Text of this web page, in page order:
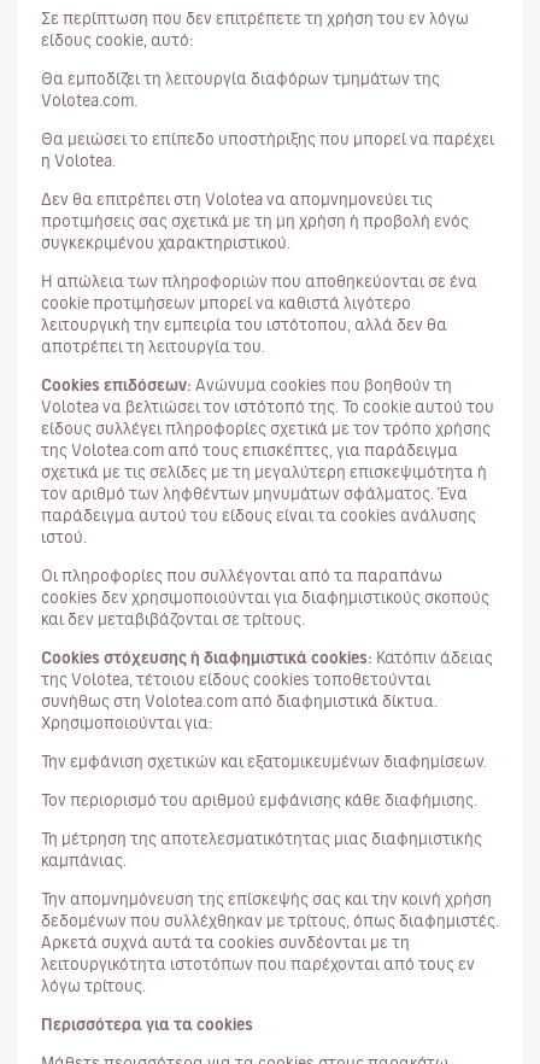
Σε περίπτωση που δεν επιτρέπετε τη χρήση του εν λόγω
είδους cookie, αυτό:
Θα εμποδίζει τη λειτουργία διαφόρων τμημάτων της
Volotea.com.
Θα μειώσει το επίπεδο υποστήριξης που μπορεί να παρέχει
η Volotea.
Δεν θα επιτρέπει στη Volotea να απομνημονεύει τις
προτιμήσεις σας σχετικά με τη μη χρήση ή προβολή ενός
συγκεκριμένου χαρακτηριστικού.
Η απώλεια των πληροφοριών που αποθηκεύονται σε ένα
cookie προτιμήσεων μπορεί να καθιστά λιγότερο
λειτουργική την εμπειρία του ιστότοπου, αλλά δεν θα
αποτρέπει τη λειτουργία του.
Cookies επιδόσεων: Ανώνυμα cookies που βοηθούν τη
Volotea να βελτιώσει τον ιστότοπό της. Το cookie αυτού του
είδους συλλέγει πληροφορίες σχετικά με τον τρόπο χρήσης
της Volotea.com από τους επισκέπτες, για παράδειγμα
σχετικά με τις σελίδες με τη μεγαλύτερη επισκεψιμότητα ή
τον αριθμό των ληφθέντων μηνυμάτων σφάλματος. Ένα
παράδειγμα αυτού του είδους είναι τα cookies ανάλυσης
ιστού.
Οι πληροφορίες που συλλέγονται από τα παραπάνω
cookies δεν χρησιμοποιούνται για διαφημιστικούς σκοπούς
και δεν μεταβιβάζονται σε τρίτους.
Cookies στόχευσης ή διαφημιστικά cookies: Κατόπιν άδειας
της Volotea, τέτοιου είδους cookies τοποθετούνται
συνήθως στη Volotea.com από διαφημιστικά δίκτυα.
Χρησιμοποιούνται για:
Την εμφάνιση σχετικών και εξατομικευμένων διαφημίσεων.
Τον περιορισμό του αριθμού εμφάνισης κάθε διαφήμισης.
Τη μέτρηση της αποτελεσματικότητας μιας διαφημιστικής
καμπάνιας.
Την απομνημόνευση της επίσκεψής σας και την κοινή χρήση
δεδομένων που συλλέχθηκαν με τρίτους, όπως διαφημιστές.
Αρκετά συχνά αυτά τα cookies συνδέονται με τη
λειτουργικότητα ιστοτόπων που παρέχονται από τους εν
λόγω τρίτους.
Περισσότερα για τα cookies